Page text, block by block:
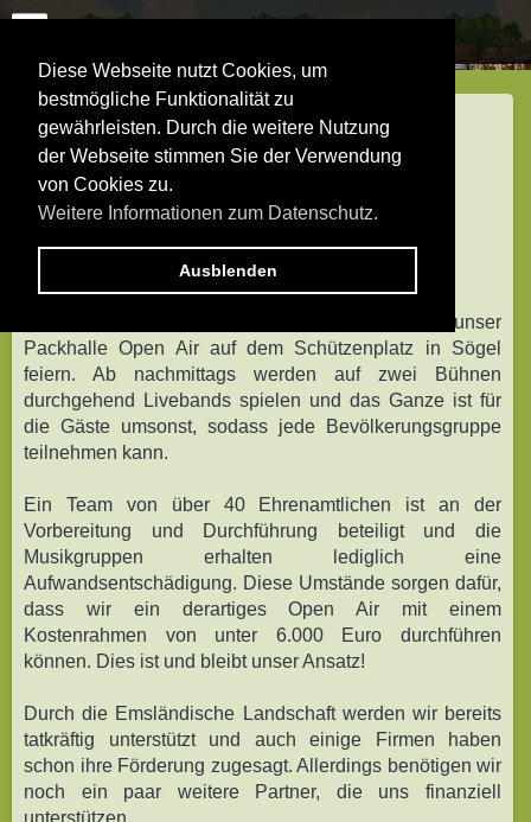
Diese Webseite nutzt Cookies, um
bestmögliche Funktionalität zu
gewährleisten. Durch die weitere Nutzung
der Webseite stimmen Sie der Verwendung
von Cookies zu.
Weitere Informationen zum Datenschutz.
Ausblenden
WARUM SIE UNS
UNTERSTÜTZEN
SOLLTEN?
am 07. Spetember 2024 werden wir zum 7. mal unser
Packhalle Open Air auf dem Schützenplatz in Sögel
feiern. Ab nachmittags werden auf zwei Bühnen
durchgehend Livebands spielen und das Ganze ist für
die Gäste umsonst, sodass jede Bevölkerungsgruppe
teilnehmen kann.
Ein Team von über 40 Ehrenamtlichen ist an der
Vorbereitung und Durchführung beteiligt und die
Musikgruppen erhalten lediglich eine
Aufwandsentschädigung. Diese Umstände sorgen dafür,
dass wir ein derartiges Open Air mit einem
Kostenrahmen von unter 6.000 Euro durchführen
können. Dies ist und bleibt unser Ansatz!
Durch die Emsländische Landschaft werden wir bereits
tatkräftig unterstützt und auch einige Firmen haben
schon ihre Förderung zugesagt. Allerdings benötigen wir
noch ein paar weitere Partner, die uns finanziell
unterstützen.